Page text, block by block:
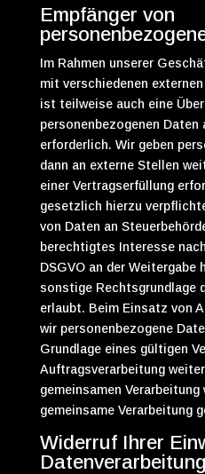
Empfänger von
Im Rahmen unserer
mit verschiedenen
ist teilweise auch eine
personenbezogenen
erforderlich. Wir geben
dann an externe Stellen
einer Vertragserfüllung
gesetzlich hierzu
von Daten an
berechtigtes Interesse
DSGVO an der Weitergabe
sonstige Rechtsgrundlage
erlaubt. Beim Einsatz von
wir personenbezogene
Grundlage eines gültigen
Auftragsverarbeitung
gemeinsamen Verarbeitung
gemeinsame Verarbeitung
Widerruf Ihrer
Datenverarbeitung